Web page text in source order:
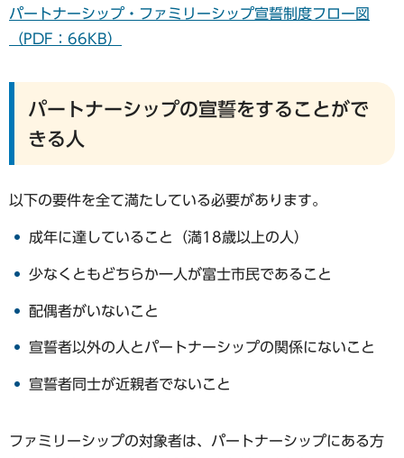
パートナーシップ・ファミリーシップ宣誓制度フロー図
（PDF：66KB）
パートナーシップの宣誓をすることがで
きる人
以下の要件を全て満たしている必要があります。
成年に達していること（満18歳以上の人）
少なくともどちらか一人が富士市民であること
配偶者がいないこと
宣誓者以外の人とパートナーシップの関係にないこと
宣誓者同士が近親者でないこと
ファミリーシップの対象者は、パートナーシップにある方